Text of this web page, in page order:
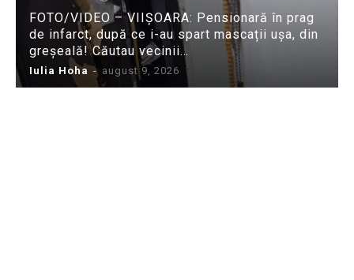
FOTO/VIDEO – VIIȘOARA: Pensionară în prag
de infarct, după ce i-au spart mascații ușa, din
greșeală! Căutau vecinii…
Iulia Hoha - august 9, 2026